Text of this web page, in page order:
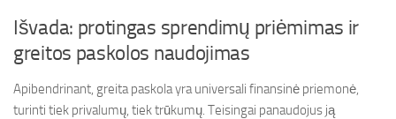
Išvada: protingas sprendimų priėmimas ir
greitos paskolos naudojimas
Apibendrinant, greita paskola yra universali finansinė priemonė,
turinti tiek privalumų, tiek trūkumų. Teisingai panaudojus ją